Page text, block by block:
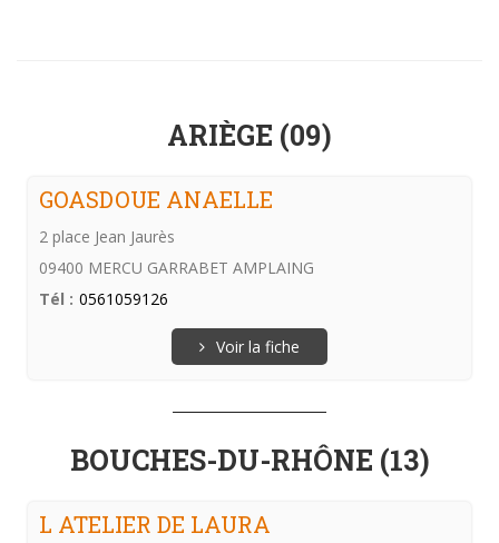
ARIÈGE (09)
GOASDOUE ANAELLE
2 place Jean Jaurès
09400 MERCU GARRABET AMPLAING
Tél : 0561059126
Voir la fiche
BOUCHES-DU-RHÔNE (13)
L ATELIER DE LAURA